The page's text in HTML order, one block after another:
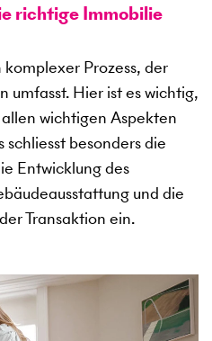
richtige Immobilie
Prozess, der
umfasst. Hier ist es wichtig,
wichtigen Aspekten
besonders die
Entwicklung des
und die
Transaktion ein.